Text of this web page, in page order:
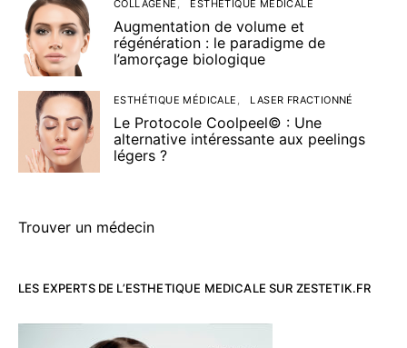
COLLAGÈNE ESTHÉTIQUE MÉDICALE
Augmentation de volume et
régénération : le paradigme de
l’amorçage biologique
ESTHÉTIQUE MÉDICALE LASER FRACTIONNÉ
Le Protocole Coolpeel© : Une
alternative intéressante aux peelings
légers ?
Trouver un médecin
LES EXPERTS DE L’ESTHETIQUE MEDICALE SUR ZESTETIK.FR